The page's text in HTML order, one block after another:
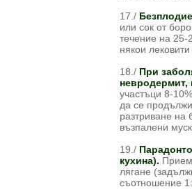
17./
или сок от
течение на 25-
някои
18./ При
невродермит,
участъци 8-
да се
разтриване на
възпалени
19./
кухина).
лягане
съотношение